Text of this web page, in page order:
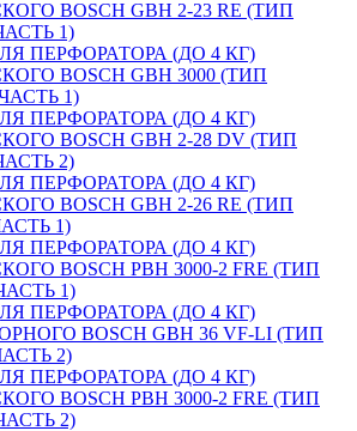
BOSCH GBH 2-23 RE (ТИП
1)
ПЕРФОРАТОРА (ДО 4 КГ)
BOSCH GBH 3000 (ТИП
1)
ПЕРФОРАТОРА (ДО 4 КГ)
BOSCH GBH 2-28 DV (ТИП
2)
ПЕРФОРАТОРА (ДО 4 КГ)
BOSCH GBH 2-26 RE (ТИП
1)
ПЕРФОРАТОРА (ДО 4 КГ)
BOSCH PBH 3000-2 FRE (ТИП
1)
ПЕРФОРАТОРА (ДО 4 КГ)
BOSCH GBH 36 VF-LI (ТИП
2)
ПЕРФОРАТОРА (ДО 4 КГ)
BOSCH PBH 3000-2 FRE (ТИП
2)